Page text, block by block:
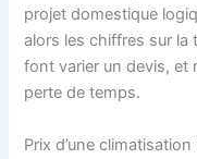
projet domestique
alors les chiffres sur la
font varier un devis, et
perte de temps.
Prix d’une